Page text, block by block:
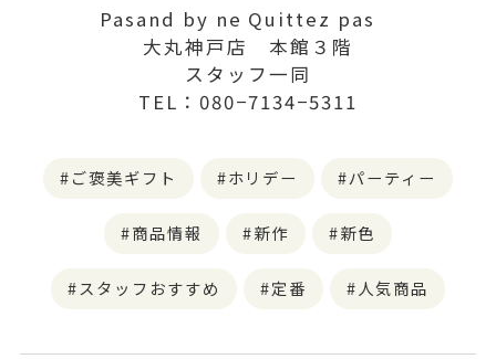
Pasand by ne Quittez pas
大丸神戸店 本館３階
スタッフ一同
TEL：080−7134−5311
ご褒美ギフト ホリデー パーティー
商品情報 新作 新色
スタッフおすすめ 定番 人気商品